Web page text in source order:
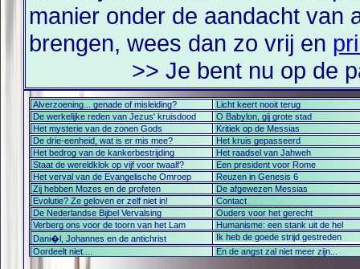
manier onder de aandacht van
brengen, wees dan zo vrij en
>> Je bent nu op de
Alverzoening... genade of misleiding?
Licht keert nooit terug
De werkelijke reden van Jezus' kruisdood
O Babylon, gij grote stad
Het mysterie van de zonen Gods
Kritiek op de Messias
De drie-eenheid, wat is er mis mee?
Het kruis gepasseerd
Het bedrog van de kankerbestrijding
Het raadsel van Jahweh
Staat de wereldklok op vijf voor twaalf?
Een president voor Rome
Het verval van de Evangelische Omroep
Reuzen in Genesis 6
Zij hebben Mozes en de profeten
De afgewezen Messias
Evolutie? Ze geloven er zelf niet in!
Contact
De Nederlandse Bijbel Vervalsing
Ouders voor het gerecht
Verberg ons voor de toorn van het Lam
Humanisme: een stank uit de hel
Dani�l, Johannes en de antichrist
Ik heb de goede strijd gestreden
Oordeelt niet....
En de angst zal niet meer zijn...